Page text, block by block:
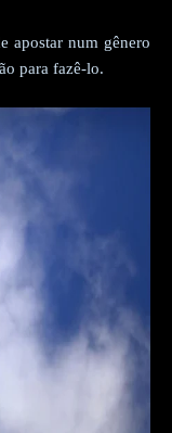
apostar num gênero
para fazê-lo.